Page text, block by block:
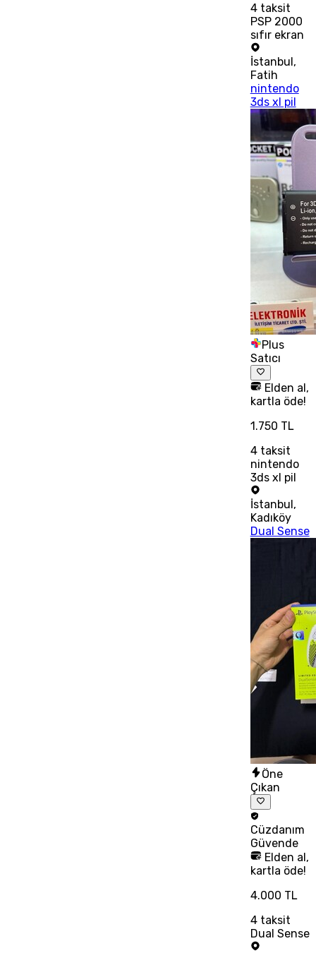
4taksit
PSP 2000
sıfır ekran
İstanbul,
Fatih
nintendo
3ds xl pil
Plus
Satıcı
Elden al,
kartla öde!
1.750 TL
4taksit
nintendo
3ds xl pil
İstanbul,
Kadıköy
Dual Sense
Öne
Çıkan
Cüzdanım
Güvende
Elden al,
kartla öde!
4.000 TL
4taksit
Dual Sense